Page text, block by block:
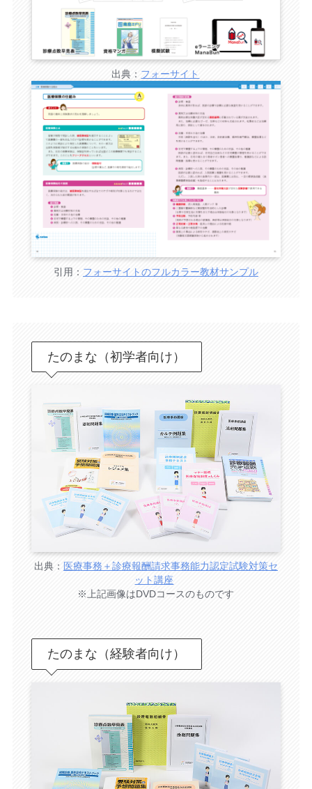
出典： フォーサイト
引用： フォーサイトのフルカラー教材サンプル
たのまな（初学者向け）
出典： 医療事務＋診療報酬請求事務能力認定試験対策セ
ット講座
※上記画像はDVDコースのものです
たのまな（経験者向け）